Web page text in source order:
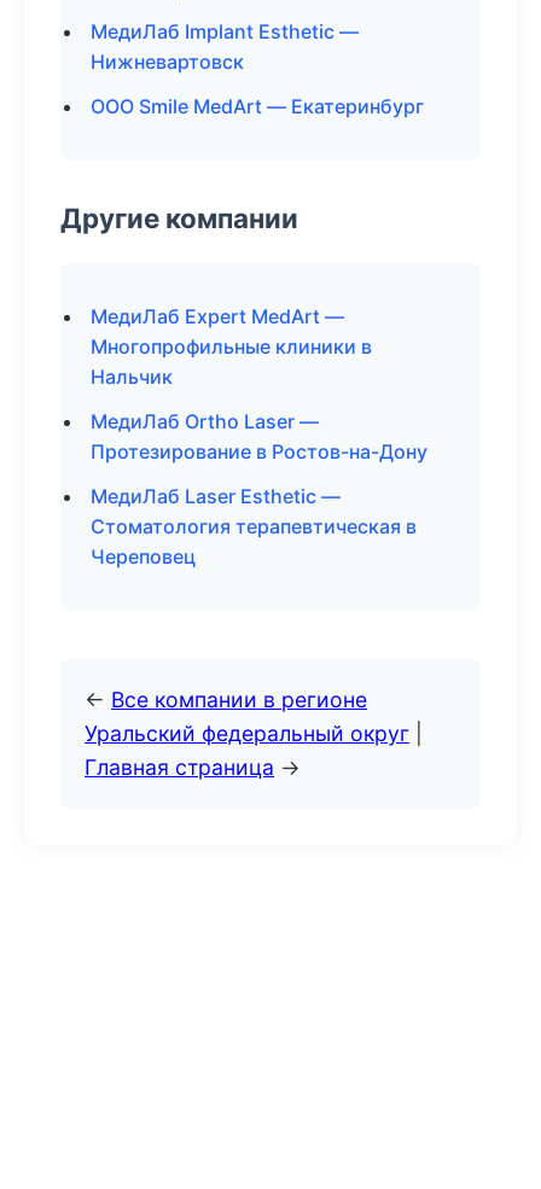
МедиЛаб Implant Esthetic —
Нижневартовск
ООО Smile MedArt — Екатеринбург
Другие компании
МедиЛаб Expert MedArt —
Многопрофильные клиники в
Нальчик
МедиЛаб Ortho Laser —
Протезирование в Ростов-на-Дону
МедиЛаб Laser Esthetic —
Стоматология терапевтическая в
Череповец
← Все компании в регионе
Уральский федеральный округ
Главная страница →